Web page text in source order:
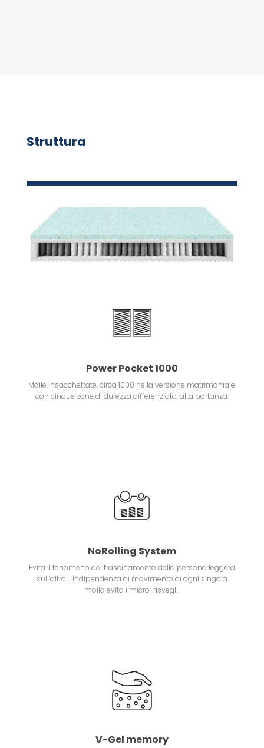
Struttura
Power Pocket 1000
Molle insacchettate, circa 1000 nella versione matrimoniale
con cinque zone di durezza differenziata, alta portanza.
NoRolling System
Evita il fenomeno del trascinamento della persona leggera
sull’altra. L'indipendenza di movimento di ogni singola
molla evita i micro-risvegli.
V-Gel memory